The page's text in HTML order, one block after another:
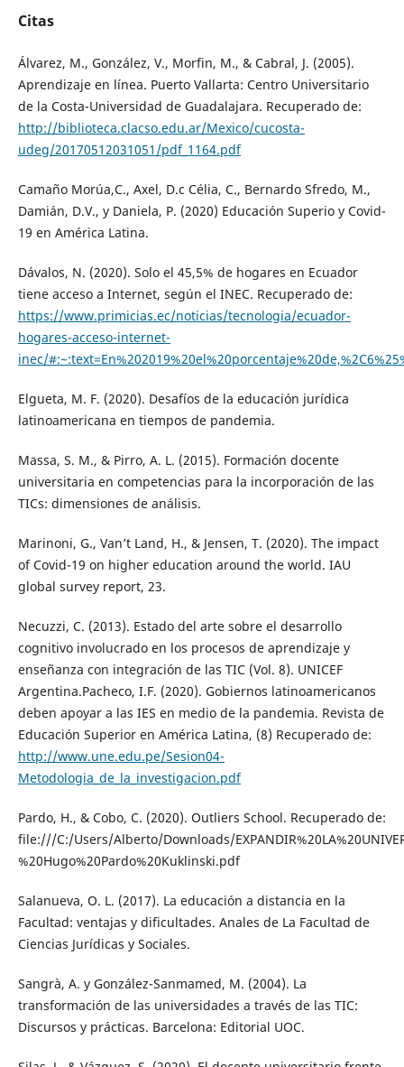
Citas
Álvarez, M., González, V., Morfin, M., & Cabral, J. (2005).
Aprendizaje en línea. Puerto Vallarta: Centro Universitario
de la Costa-Universidad de Guadalajara. Recuperado de:
http://biblioteca.clacso.edu.ar/Mexico/cucosta-
udeg/20170512031051/pdf_1164.pdf
Camaño Morúa,C., Axel, D.c Célia, C., Bernardo Sfredo, M.,
Damián, D.V., y Daniela, P. (2020) Educación Superio y Covid-
19 en América Latina.
Dávalos, N. (2020). Solo el 45,5% de hogares en Ecuador
tiene acceso a Internet, según el INEC. Recuperado de:
https://www.primicias.ec/noticias/tecnologia/ecuador-
hogares-acceso-internet-
inec/
Elgueta, M. F. (2020). Desafíos de la educación jurídica
latinoamericana en tiempos de pandemia.
Massa, S. M., & Pirro, A. L. (2015). Formación docente
universitaria en competencias para la incorporación de las
TICs: dimensiones de análisis.
Marinoni, G., Van’t Land, H., & Jensen, T. (2020). The impact
of Covid-19 on higher education around the world. IAU
global survey report, 23.
Necuzzi, C. (2013). Estado del arte sobre el desarrollo
cognitivo involucrado en los procesos de aprendizaje y
enseñanza con integración de las TIC (Vol. 8). UNICEF
Argentina.Pacheco, I.F. (2020). Gobiernos latinoamericanos
deben apoyar a las IES en medio de la pandemia. Revista de
Educación Superior en América Latina, (8) Recuperado de:
http://www.une.edu.pe/Sesion04-
Metodologia_de_la_investigacion.pdf
Pardo, H., & Cobo, C. (2020). Outliers School. Recuperado de:
file:///C:/Users/Alberto/Downloads/
%20Hugo%20Pardo%20Kuklinski.pdf
Salanueva, O. L. (2017). La educación a distancia en la
Facultad: ventajas y dificultades. Anales de La Facultad de
Ciencias Jurídicas y Sociales.
Sangrà, A. y González-Sanmamed, M. (2004). La
transformación de las universidades a través de las TIC:
Discursos y prácticas. Barcelona: Editorial UOC.